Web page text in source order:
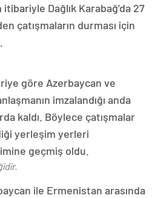
itibariyle Dağlık Karabağ’da 27
çatışmaların durması için
göre Azerbaycan ve
imzalandığı anda
kaldı. Böylece çatışmalar
yerleşim yerleri
geçmiş oldu.
ile Ermenistan arasında